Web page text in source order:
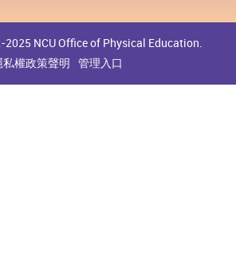
NCU Office of Physical Education.
私權政策聲明 管理入口